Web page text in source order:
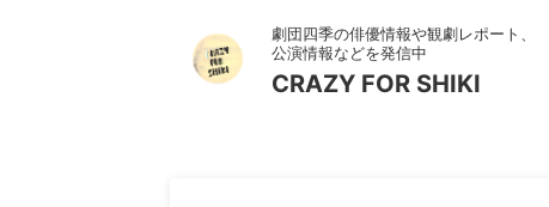
劇団四季の俳優情報や観劇レポート、
公演情報などを発信中
CRAZY FOR SHIKI